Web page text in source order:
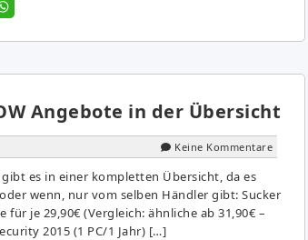
Angebote in der Übersicht
Keine Kommentare
es in einer kompletten Übersicht, da es
wenn, nur vom selben Händler gibt: Sucker
je 29,90€ (Vergleich: ähnliche ab 31,90€ –
2015 (1 PC/1 Jahr) […]